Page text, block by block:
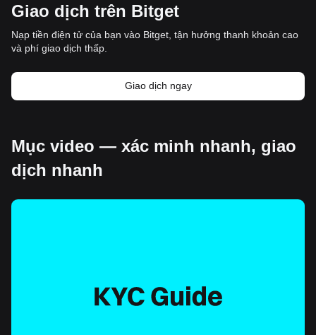
Giao dịch trên Bitget
Nạp tiền điện tử của bạn vào Bitget, tận hưởng thanh khoản cao
và phí giao dịch thấp.
Giao dịch ngay
Mục video — xác minh nhanh, giao
dịch nhanh